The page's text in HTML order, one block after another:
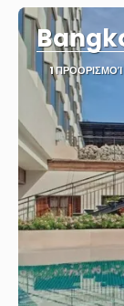
1 ΠΡΟΟΡΙΣΜΟΊ